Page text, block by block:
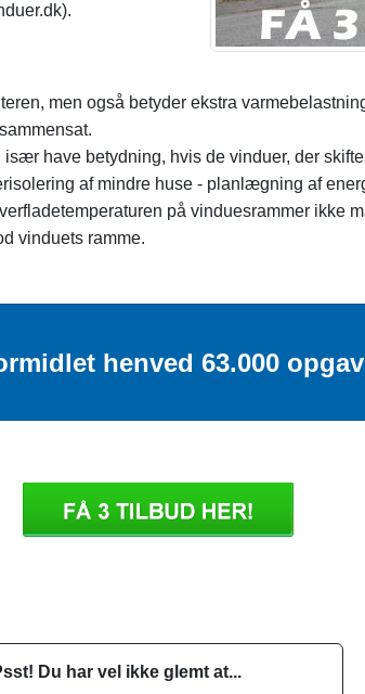
men også betyder ekstra
have betydning, hvis de vinduer, der
af mindre huse - planlægning af
på vinduesrammer ikke
vinduets ramme.
henved 63.000
Du har vel ikke glemt at...